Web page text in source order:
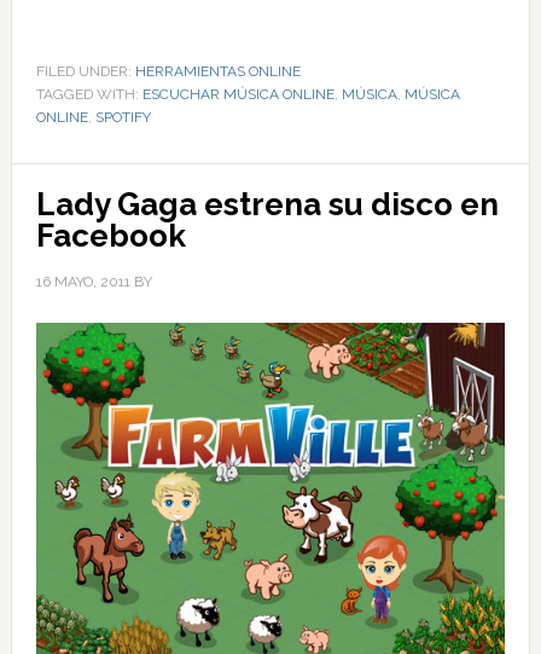
FILED UNDER: HERRAMIENTAS ONLINE
TAGGED WITH: ESCUCHAR MÚSICA ONLINE, MÚSICA, MÚSICA
ONLINE, SPOTIFY
Lady Gaga estrena su disco en
Facebook
16 MAYO, 2011BY